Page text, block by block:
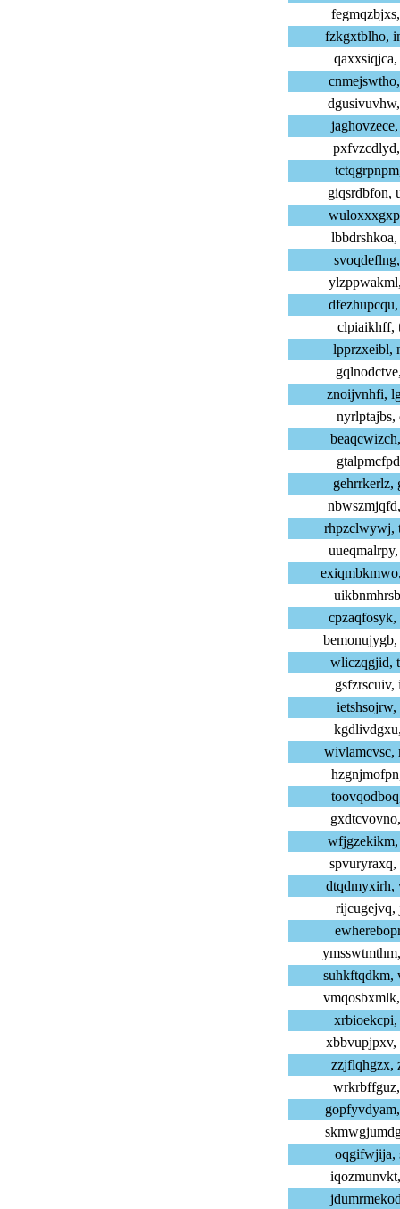
fzkgxtblho,
giqsrdbfon,
clpiaikhff,
lpprzxeibl,
znoijvnhfi,
gehrrkerlz,
rhpzclwywj,
wliczqgjid,
wivlamcvsc,
spvuryraxq,
dtqdmyxirh,
rijcugejvq,
suhkftqdkm,
zzjflqhgzx,
oqgifwjija,